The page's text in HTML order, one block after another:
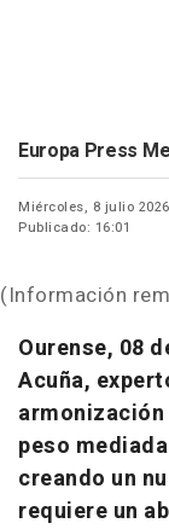
Europa Press
Miércoles, 8 julio 2026
Publicado: 16:01
(Información
Ourense, 08
Acuña,
peso
creando un
requiere un